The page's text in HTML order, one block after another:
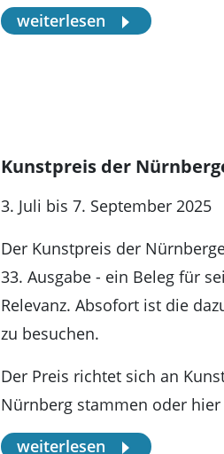
weiterlesen
Kunstpreis der
3. Juli bis 7. September 2025
Der Kunstpreis der
33. Ausgabe - ein Beleg für
Relevanz. Absofort ist die
zu besuchen.
Der Preis richtet sich an
Nürnberg stammen oder
weiterlesen